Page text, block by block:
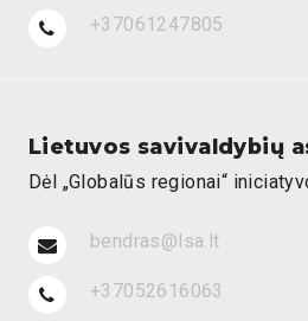
+37061247805
Lietuvos savivaldybių
Dėl „Globalūs regionai“
bendras@lsa.lt
+37052616063